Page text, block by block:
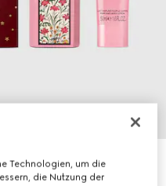
Geschenkset
Technologien, um die
die Nutzung der